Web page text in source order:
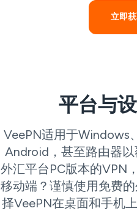
立即
平台与
VeePN适用于Windows
Android，甚至路由器
外汇平台PC版本的VPN
移动端？谨慎使用免费
择VeePN在桌面和手机